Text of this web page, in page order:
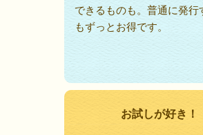
できるものも。普通に発行
もずっとお得です。
お試しが好き！